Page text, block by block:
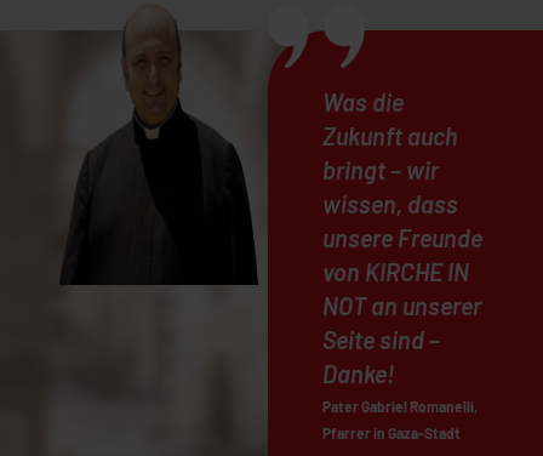
Was die
Zukunft auch
bringt – wir
wissen, dass
unsere Freunde
von KIRCHE IN
NOT an unserer
Seite sind –
Danke!
Pater Gabriel Romanelli,
Pfarrer in Gaza-Stadt